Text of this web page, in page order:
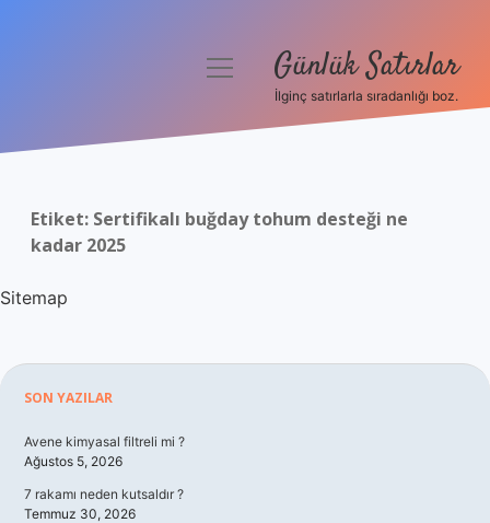
Yasal Uyarı
menüyü Günlük Satırlar
İlginç satırlarla sıradanlığı boz.
Etiket: Sertifikalı buğday tohum desteği ne
kadar 2025
Sitemap
Sidebar
SON YAZILAR
Avene kimyasal filtreli mi ?
Ağustos 5, 2026
7 rakamı neden kutsaldır ?
Temmuz 30, 2026